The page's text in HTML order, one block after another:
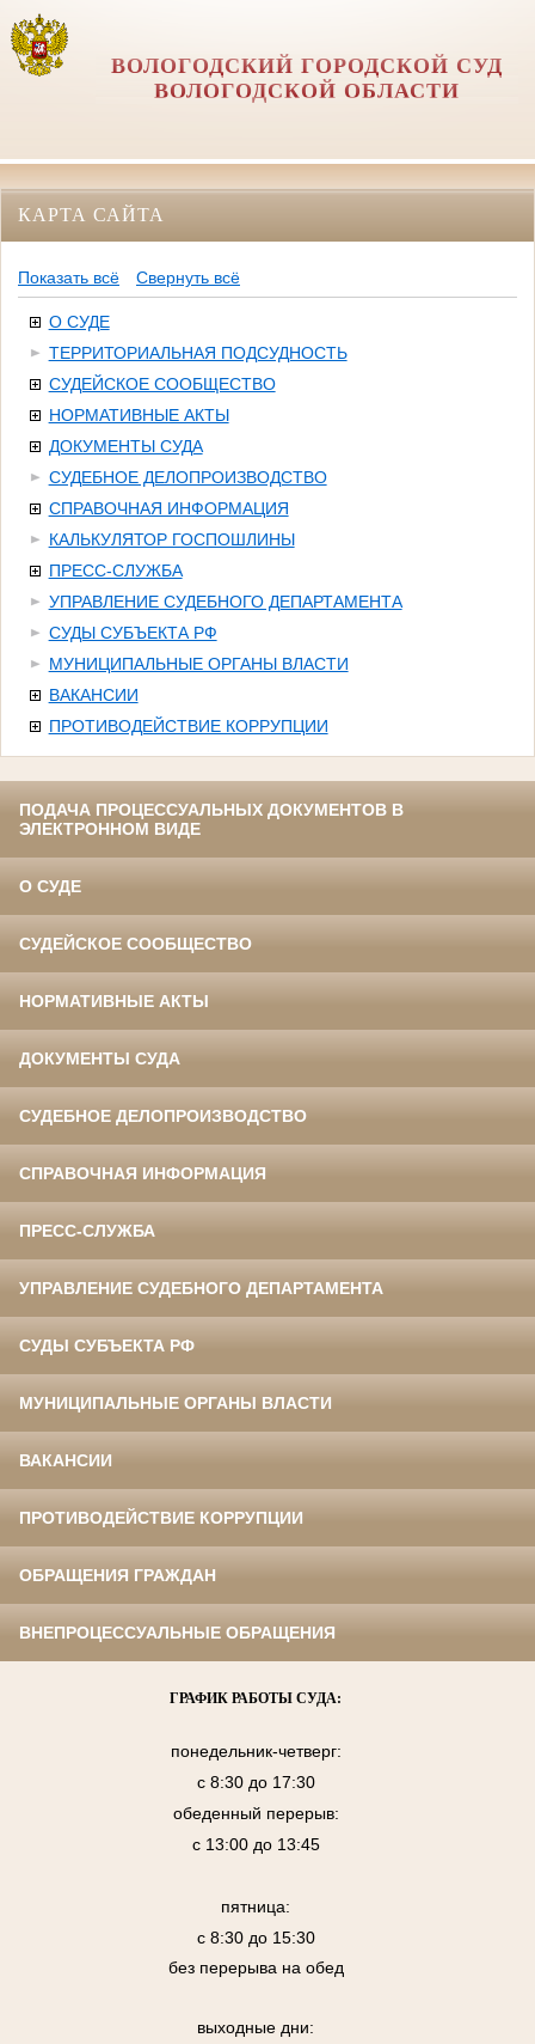
ВОЛОГОДСКИЙ ГОРОДСКОЙ СУД
ВОЛОГОДСКОЙ ОБЛАСТИ
КАРТА САЙТА
Показать всё Свернуть всё
О СУДЕ
ТЕРРИТОРИАЛЬНАЯ ПОДСУДНОСТЬ
СУДЕЙСКОЕ СООБЩЕСТВО
НОРМАТИВНЫЕ АКТЫ
ДОКУМЕНТЫ СУДА
СУДЕБНОЕ ДЕЛОПРОИЗВОДСТВО
СПРАВОЧНАЯ ИНФОРМАЦИЯ
КАЛЬКУЛЯТОР ГОСПОШЛИНЫ
ПРЕСС-СЛУЖБА
УПРАВЛЕНИЕ СУДЕБНОГО ДЕПАРТАМЕНТА
СУДЫ СУБЪЕКТА РФ
МУНИЦИПАЛЬНЫЕ ОРГАНЫ ВЛАСТИ
ВАКАНСИИ
ПРОТИВОДЕЙСТВИЕ КОРРУПЦИИ
ПОДАЧА ПРОЦЕССУАЛЬНЫХ ДОКУМЕНТОВ В
ЭЛЕКТРОННОМ ВИДЕ
О СУДЕ
СУДЕЙСКОЕ СООБЩЕСТВО
НОРМАТИВНЫЕ АКТЫ
ДОКУМЕНТЫ СУДА
СУДЕБНОЕ ДЕЛОПРОИЗВОДСТВО
СПРАВОЧНАЯ ИНФОРМАЦИЯ
ПРЕСС-СЛУЖБА
УПРАВЛЕНИЕ СУДЕБНОГО ДЕПАРТАМЕНТА
СУДЫ СУБЪЕКТА РФ
МУНИЦИПАЛЬНЫЕ ОРГАНЫ ВЛАСТИ
ВАКАНСИИ
ПРОТИВОДЕЙСТВИЕ КОРРУПЦИИ
ОБРАЩЕНИЯ ГРАЖДАН
ВНЕПРОЦЕССУАЛЬНЫЕ ОБРАЩЕНИЯ
ГРАФИК РАБОТЫ СУДА:
понедельник-четверг:
с 8:30 до 17:30
обеденный перерыв:
с 13:00 до 13:45
пятница:
с 8:30 до 15:30
без перерыва на обед
выходные дни: